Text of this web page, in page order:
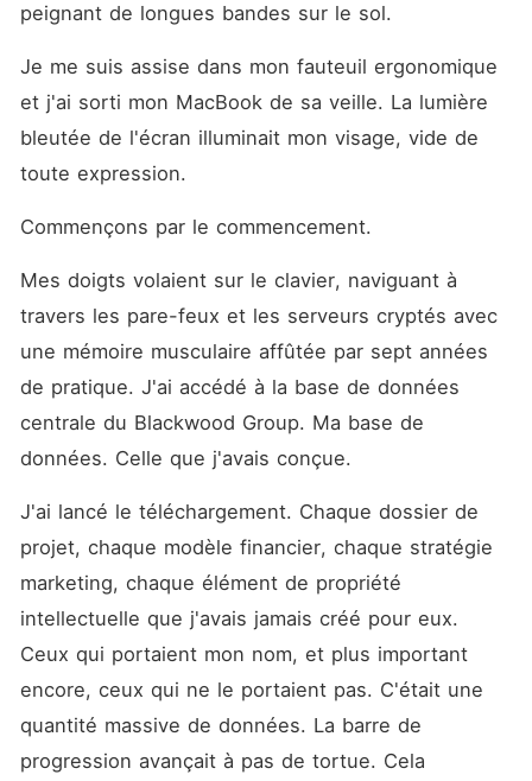
peignant de longues bandes sur le sol.
Je me suis assise dans mon fauteuil ergonomique
et j'ai sorti mon MacBook de sa veille. La lumière
bleutée de l'écran illuminait mon visage, vide de
toute expression.
Commençons par le commencement.
Mes doigts volaient sur le clavier, naviguant à
travers les pare-feux et les serveurs cryptés avec
une mémoire musculaire affûtée par sept années
de pratique. J'ai accédé à la base de données
centrale du Blackwood Group. Ma base de
données. Celle que j'avais conçue.
J'ai lancé le téléchargement. Chaque dossier de
projet, chaque modèle financier, chaque stratégie
marketing, chaque élément de propriété
intellectuelle que j'avais jamais créé pour eux.
Ceux qui portaient mon nom, et plus important
encore, ceux qui ne le portaient pas. C'était une
quantité massive de données. La barre de
progression avançait à pas de tortue. Cela